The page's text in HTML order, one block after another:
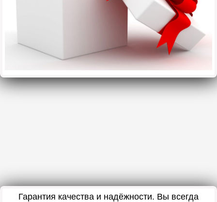
Гарантия качества и надёжности. Вы всегда